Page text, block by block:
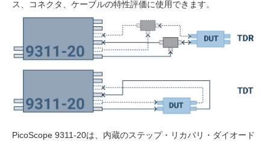
ス、コネクタ、ケーブルの特性評価に使用できます。
PicoScope 9311-20は、内蔵のステップ・リカバリ・ダイオード